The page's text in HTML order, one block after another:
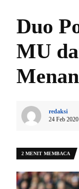
Duo
MU
redaksi
24 Feb
2 MENIT MEMBACA